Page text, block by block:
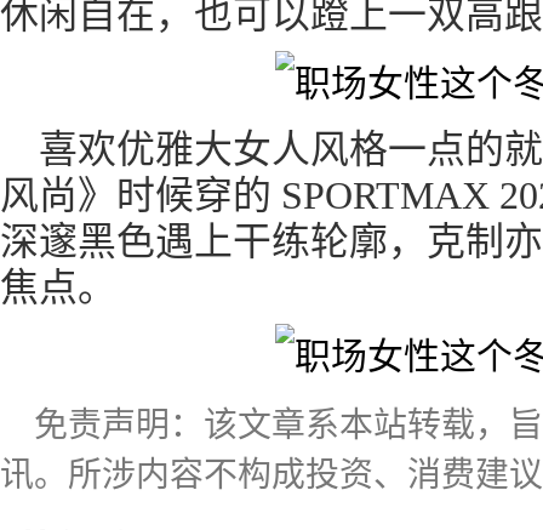
休闲自在，也可以蹬上一双高
喜欢优雅大女人风格一点的
风尚》时候穿的 SPORTMAX
深邃黑色遇上干练轮廓，克制
焦点。
免责声明：该文章系本站转载，
讯。所涉内容不构成投资、消费建